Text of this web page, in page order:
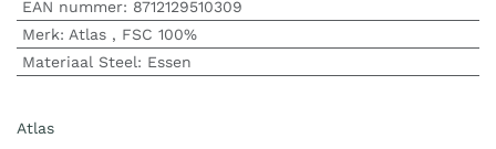
EAN nummer: 8712129510309
Merk: Atlas, FSC 100%
Materiaal Steel: Essen
Atlas